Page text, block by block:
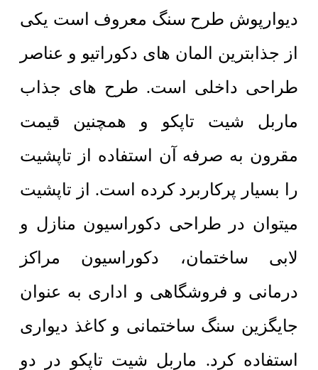
دیوارپوش طرح سنگ معروف است یکی
از جذابترین المان های دکوراتیو و عناصر
طراحی داخلی است. طرح های جذاب
ماربل شیت تاپکو و همچنین قیمت
مقرون به صرفه آن استفاده از تاپشیت
را بسیار پرکاربرد کرده است. از تاپشیت
میتوان در طراحی دکوراسیون منازل و
لابی ساختمان، دکوراسیون مراکز
درمانی و فروشگاهی و اداری به عنوان
جایگزین سنگ ساختمانی و کاغذ دیواری
استفاده کرد. ماربل شیت تاپکو در دو